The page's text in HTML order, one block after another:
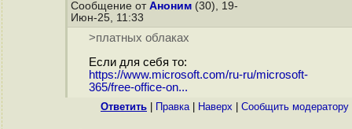
Сообщение от Аноним (30), 19-
Июн-25, 11:33
>платных облаках
Если для себя то:
https://www.microsoft.com/ru-ru/microsoft-
365/free-office-on...
Ответить Правка| Наверх Cообщить модератору